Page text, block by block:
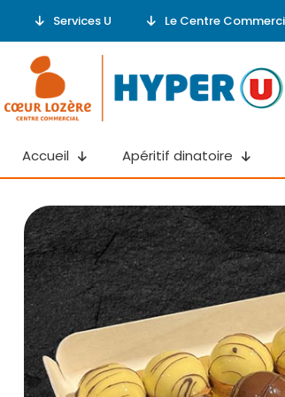
Services U Le Centre
Accueil Apéritif dinatoire